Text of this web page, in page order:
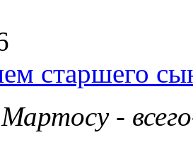
старшего
-